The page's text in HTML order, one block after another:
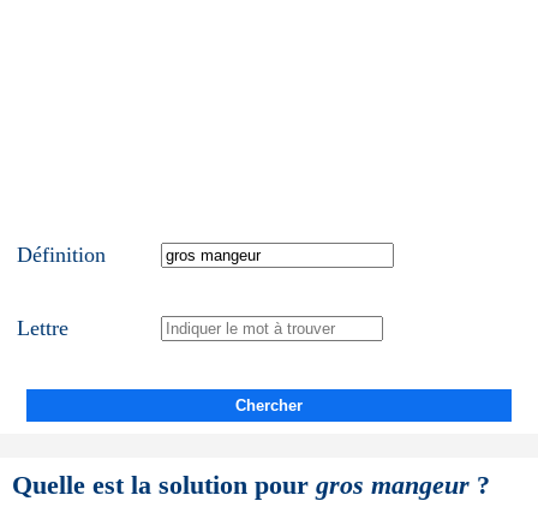
Définition
Lettre
Chercher
Quelle est la solution pour gros mangeur ?